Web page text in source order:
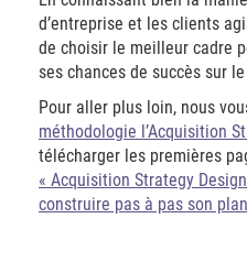
d’entreprise et les clients
de choisir le meilleur cadre
ses chances de succès sur
Pour aller plus loin, nous
méthodologie l’Acquisition
télécharger les premières
« Acquisition Strategy
construire pas à pas son